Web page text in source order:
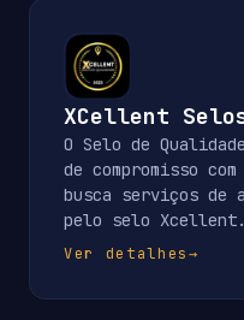
XCellent
O Selo de
de compromisso
busca serviços de
pelo selo Xcellent.
Ver detalhes→